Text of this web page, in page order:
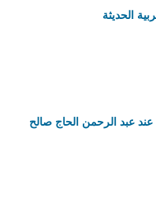
الحديثة
عند عبد الرحمن الحاج صالح